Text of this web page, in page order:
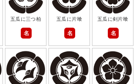
五瓜に三つ柏
名
五瓜に片喰
名
五瓜に剣片喰
名